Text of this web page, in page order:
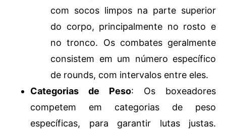
com socos limpos na parte superior
do corpo, principalmente no rosto e
no tronco. Os combates geralmente
consistem em um número específico
de rounds, com intervalos entre eles.
Categorias de Peso: Os boxeadores
competem em categorias de peso
específicas, para garantir lutas justas.